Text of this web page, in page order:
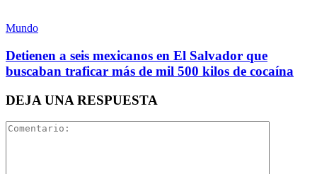
Mundo
Detienen a seis mexicanos en El Salvador que
buscaban traficar más de mil 500 kilos de cocaína
DEJA UNA RESPUESTA